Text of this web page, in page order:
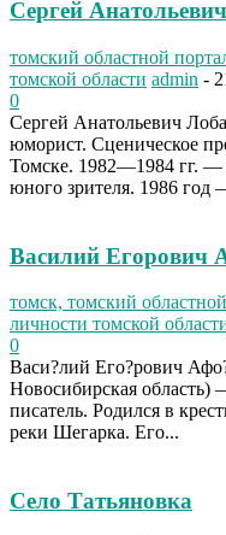
Сергей
томский областной
томской области admin -
0
Сергей Анатольевич
юморист. Сценическое
Томске. 1982—1984 гг. —
юного зрителя. 1986 год
Василий Егорович
томск, томский
личности томской
0
Васи?лий Его?рович
Новосибирская область)
писатель. Родился в
реки Шегарка. Его...
Село Татьяновка